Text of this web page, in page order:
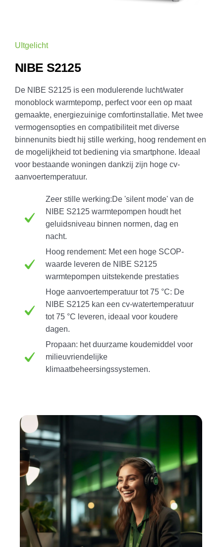
UItgelicht
NIBE S2125
De NIBE S2125 is een modulerende lucht/water
monoblock warmtepomp, perfect voor een op maat
gemaakte, energiezuinige comfortinstallatie. Met twee
vermogensopties en compatibiliteit met diverse
binnenunits biedt hij stille werking, hoog rendement en
de mogelijkheid tot bediening via smartphone. Ideaal
voor bestaande woningen dankzij zijn hoge cv-
aanvoertemperatuur.
Zeer stille werking:De 'silent mode' van de
NIBE S2125 warmtepompen houdt het
geluidsniveau binnen normen, dag en
nacht.
Hoog rendement: Met een hoge SCOP-
waarde leveren de NIBE S2125
warmtepompen uitstekende prestaties
Hoge aanvoertemperatuur tot 75 °C: De
NIBE S2125 kan een cv-watertemperatuur
tot 75 °C leveren, ideaal voor koudere
dagen.
Propaan: het duurzame koudemiddel voor
milieuvriendelijke
klimaatbeheersingssystemen.